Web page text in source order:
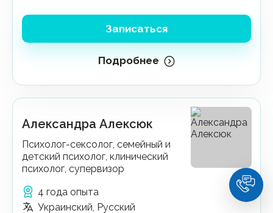
Записаться
Подробнее
Александра Алексюк
Психолог-сексолог, семейный и
детский психолог, клинический
психолог, супервизор
4 года опыта
Украинский, Русский